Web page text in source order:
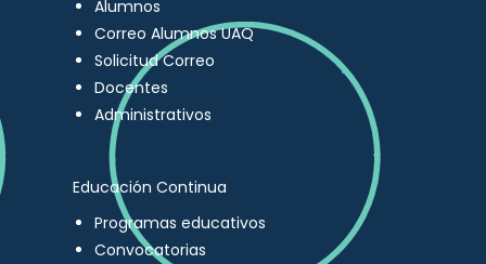
Alumnos
Correo Alumnos UAQ
Solicitud Correo
Docentes
Administrativos
Educación Continua
Programas educativos
Convocatorias